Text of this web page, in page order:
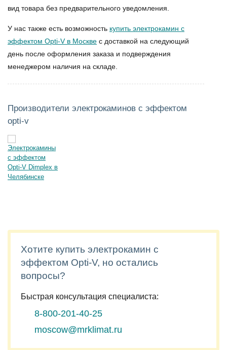
вид товара без предварительного уведомления.
У нас также есть возможность купить электрокамин с
эффектом Opti-V в Москве с доставкой на следующий
день после оформления заказа и подверждения
менеджером наличия на складе.
Производители электрокаминов с эффектом
opti-v
Хотите купить электрокамин с
эффектом Opti-V, но остались
вопросы?
Быстрая консультация специалиста:
8-800-201-40-25
moscow@mrklimat.ru